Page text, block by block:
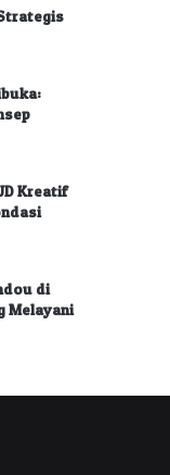
Kreatif
di
Melayani